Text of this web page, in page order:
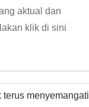
aktual dan
klik di sini
menyemangati